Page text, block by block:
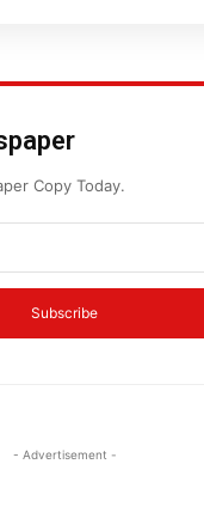
Copy Today.
Subscribe
- Advertisement -